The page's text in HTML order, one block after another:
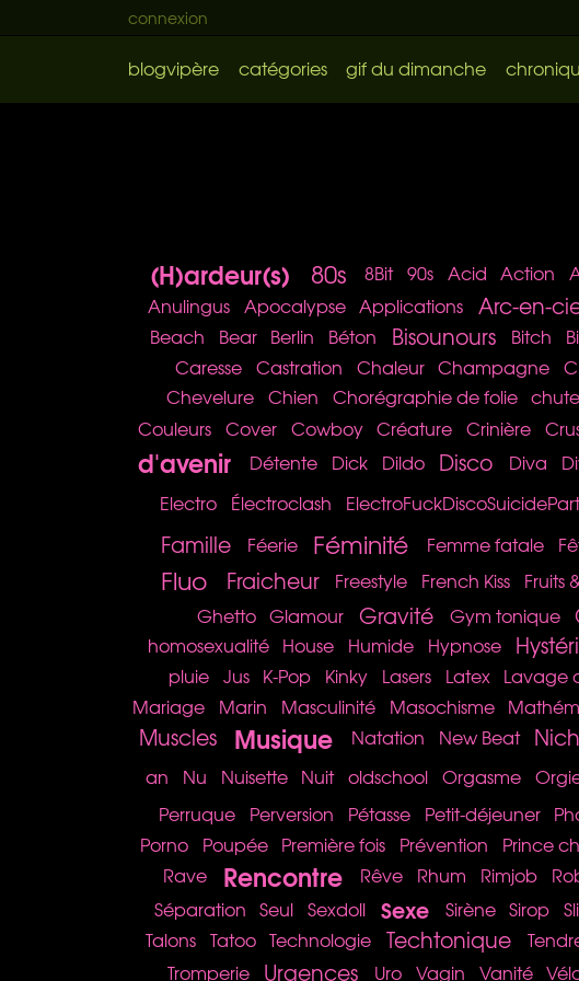
connexion
blogvipère catégories gif du dimanche
(H)ardeur(s) 80s 8Bit 90s Acid Action
Anulingus Apocalypse Applications Arc-en-
Beach
Bear Berlin Béton Bisounours Bitch
Caresse Castration Chaleur Champagne
Chevelure Chien Chorégraphie de folie chute
Couleurs Cover Cowboy Créature Crinière
d'avenir
Détente Dick Dildo Disco Diva
Electro Électroclash
Famille Féerie Féminité Femme fatale
Fluo Fraicheur Freestyle French Kiss Fruits
Ghetto Glamour Gravité Gym tonique
homosexualité House Humide Hypnose
pluie Jus K-Pop Kinky Lasers Latex Lavage
Mariage Marin Masculinité Masochisme
Muscles Musique Natation New Beat
an
Nu Nuisette Nuit oldschool Orgasme
Perruque Perversion Pétasse Petit-déjeuner
Porno Poupée Première fois Prévention Prince
Rave Rencontre Rêve Rhum Rimjob
Séparation Seul Sexdoll Sexe Sirène Sirop
Talons Tatoo Technologie Techtonique
Tromperie Urgences Uro Vagin Vanité